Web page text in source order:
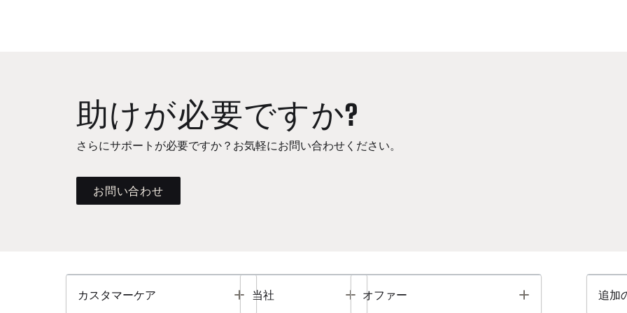
助けが必要ですか?
さらにサポートが必要ですか？お気軽にお問い合わせください。
お問い合わせ
カスタマーケア Toggle
当社 Toggle
オファー Toggle 追加